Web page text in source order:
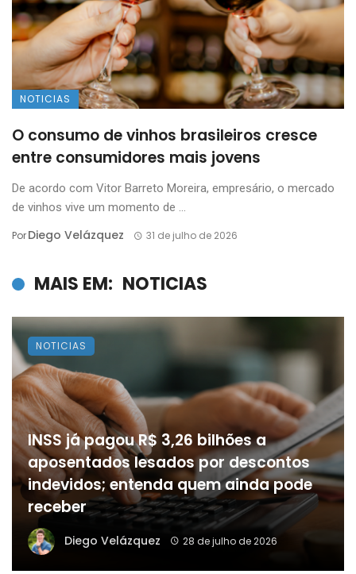
NOTICIAS
O consumo de vinhos brasileiros cresce
entre consumidores mais jovens
De acordo com Vitor Barreto Moreira, empresário, o mercado
de vinhos vive um momento de ...
PorDiego Velázquez 31 de julho de 2026
MAIS EM: NOTICIAS
INSS já pagou R$ 3,26 bilhões a
aposentados lesados por descontos
indevidos; entenda quem ainda pode
receber
Diego Velázquez 28 de julho de 2026
NOTICIAS